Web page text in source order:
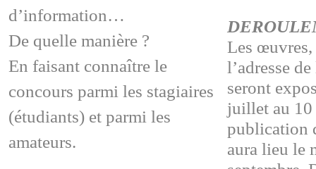
Les œuvres,
l’adresse
seront
juillet au 10
publication
aura lieu le
d’information…
De quelle manière ?
En faisant connaître le
concours parmi les stagiaires
(étudiants) et parmi les
amateurs.